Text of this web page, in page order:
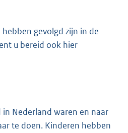
gevolgd zijn in de
u bereid ook hier
in Nederland waren en naar
te doen. Kinderen hebben